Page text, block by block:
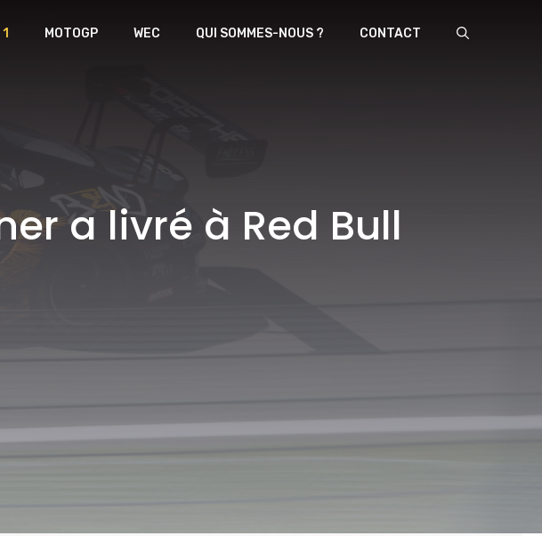
MOTOGP WEC QUI SOMMES-NOUS ? CONTACT
a livré à Red Bull